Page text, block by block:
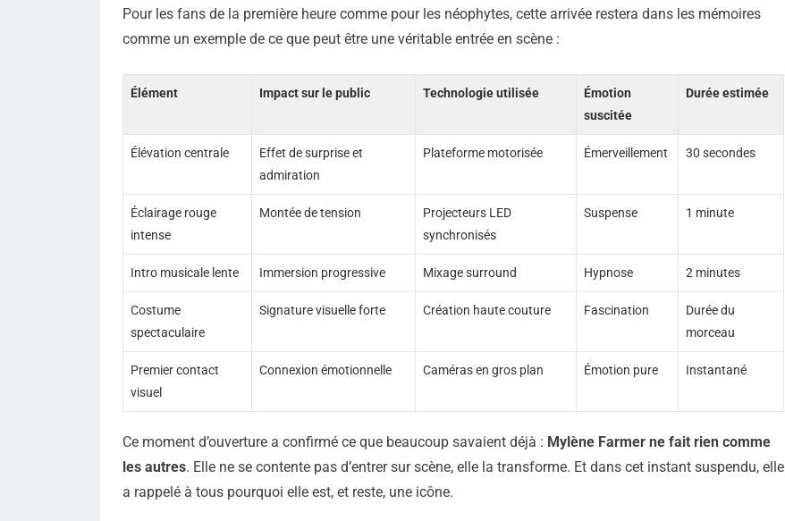
Pour les fans de la première heure comme pour les néophytes, cette arrivée restera dans les mémoires
comme un exemple de ce que peut être une véritable entrée en scène :
Élément Impact sur le public Technologie utilisée
Émotion
suscitée
Durée estimée
Élévation centrale
Effet de surprise et
admiration
Plateforme motorisée Émerveillement 30 secondes
Éclairage rouge
intense
Montée de tension
Projecteurs LED
synchronisés
Suspense 1 minute
Intro musicale lente Immersion progressive Mixage surround Hypnose 2 minutes
Costume
spectaculaire
Signature visuelle forte Création haute couture Fascination
Durée du
morceau
Premier contact
visuel
Connexion émotionnelle Caméras en gros plan Émotion pure Instantané
Ce moment d’ouverture a confirmé ce que beaucoup savaient déjà : Mylène Farmer ne fait rien comme
les autres. Elle ne se contente pas d’entrer sur scène, elle la transforme. Et dans cet instant suspendu, elle
a rappelé à tous pourquoi elle est, et reste, une icône.